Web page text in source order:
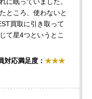
ところ、使わないと
買取に引き取って
て星4つというとこ
対応満足度： ★★★